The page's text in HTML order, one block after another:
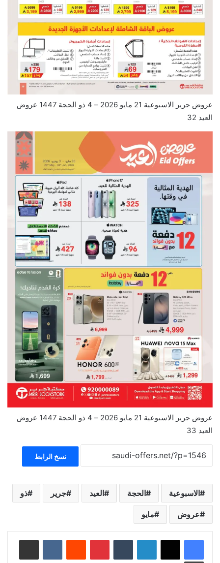
عروض جرير الاسبوعية 21 مايو 2026 – 4 ذو الحجة 1447 عروض
العيد 32
عروض جرير الاسبوعية 21 مايو 2026 – 4 ذو الحجة 1447 عروض
العيد 33
نسخ الرابط
الاسبوعية الحجة العيد جرير ذو
عروض مايو
لينكدإن بينتيريست